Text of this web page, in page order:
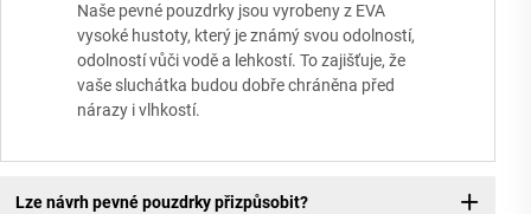
Naše pevné pouzdrky jsou vyrobeny z EVA
vysoké hustoty, který je známý svou odolností,
odolností vůči vodě a lehkostí. To zajišťuje, že
vaše sluchátka budou dobře chráněna před
nárazy i vlhkostí.
Lze návrh pevné pouzdrky přizpůsobit?